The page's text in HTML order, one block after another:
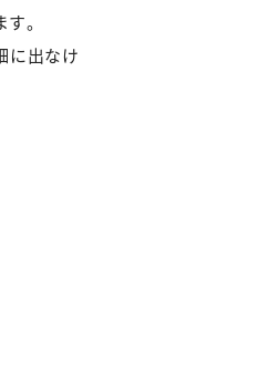
。
に出なけ